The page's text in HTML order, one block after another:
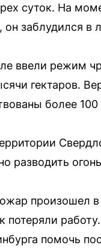
суток. На
заблудился в
ввели режим
гектаров.
более 100
разводить
произошел
потеряли
помочь